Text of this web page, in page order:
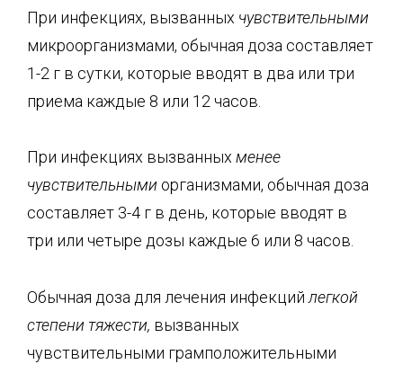
При инфекциях, вызванных чувствительными
микроорганизмами, обычная доза составляет
1-2 г в сутки, которые вводят в два или три
приема каждые 8 или 12 часов.
При инфекциях вызванных менее
чувствительными организмами, обычная доза
составляет 3-4 г в день, которые вводят в
три или четыре дозы каждые 6 или 8 часов.
Обычная доза для лечения инфекций легкой
степени тяжести, вызванных
чувствительными грамположительными